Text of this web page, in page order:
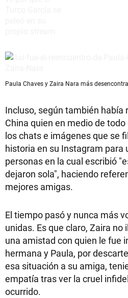
Paula Chaves y Zaira Nara más
Incluso, según también había
China quien en medio de
los chats e imágenes que se
historia en su Instagram para
personas en la cual escribió
dejaron sola", haciendo
mejores amigas.
El tiempo pasó y nunca más
unidas. Es que claro, Zaira
una amistad con quien le fue
hermana y Paula, por
esa situación a su amiga,
empatía tras ver la cruel
ocurrido.